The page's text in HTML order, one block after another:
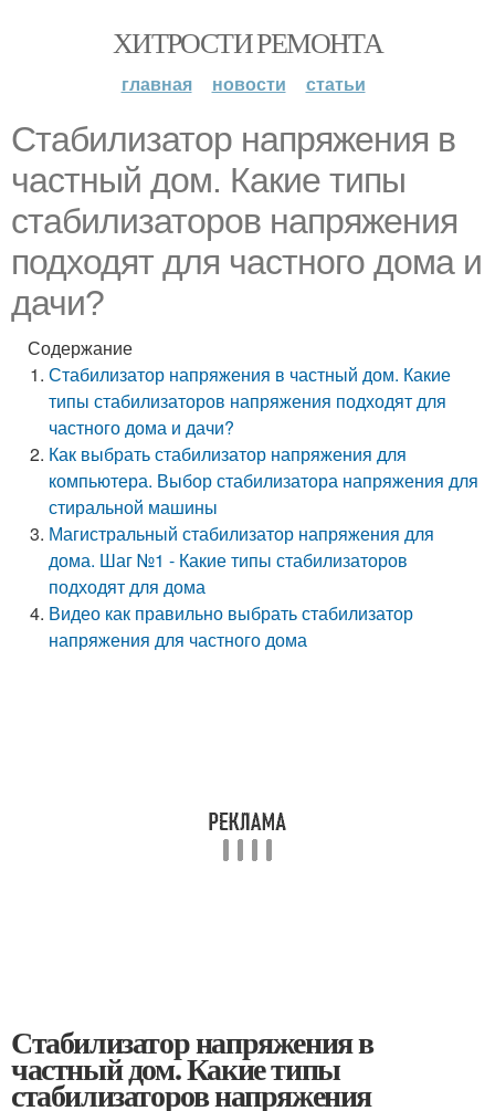
ХИТРОСТИ РЕМОНТА
главная новости статьи
Стабилизатор напряжения в
частный дом. Какие типы
стабилизаторов напряжения
подходят для частного дома и
дачи?
Содержание
Стабилизатор напряжения в частный дом. Какие
типы стабилизаторов напряжения подходят для
частного дома и дачи?
Как выбрать стабилизатор напряжения для
компьютера. Выбор стабилизатора напряжения для
стиральной машины
Магистральный стабилизатор напряжения для
дома. Шаг №1 - Какие типы стабилизаторов
подходят для дома
Видео как правильно выбрать стабилизатор
напряжения для частного дома
Стабилизатор напряжения в
частный дом. Какие типы
стабилизаторов напряжения